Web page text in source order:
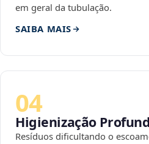
em geral da tubulação.
SAIBA MAIS
04
Higienização
Resíduos dificultando o